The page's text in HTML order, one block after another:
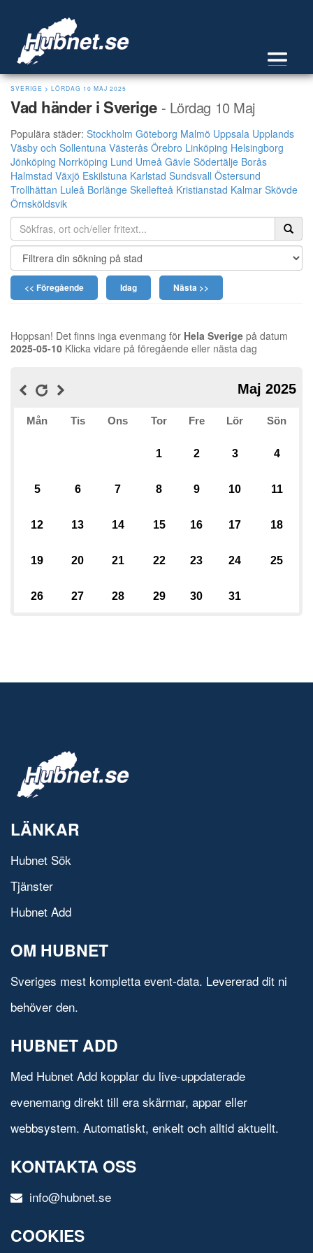
SVERIGE > LÖRDAG 10 MAJ 2025
Vad händer i Sverige - Lördag 10 Maj
Populära städer: Stockholm Göteborg Malmö Uppsala Upplands
Väsby och Sollentuna Västerås Örebro Linköping Helsingborg
Jönköping Norrköping Lund Umeå Gävle Södertälje Borås
Halmstad Växjö Eskilstuna Karlstad Sundsvall Östersund
Trollhättan Luleå Borlänge Skellefteå Kristianstad Kalmar Skövde
Örnsköldsvik
<< Föregående Idag Nästa >>
Hoppsan! Det finns inga evenmang för Hela Sverige på datum
2025-05-10 Klicka vidare på föregående eller nästa dag
Maj 2025
Mån Tis Ons Tor Fre Lör Sön
1 2 3 4
5 6 7 8 9 10 11
12 13 14 15 16 17 18
19 20 21 22 23 24 25
26 27 28 29 30 31
LÄNKAR
Hubnet Sök
Tjänster
Hubnet Add
OM HUBNET
Sveriges mest kompletta event-data. Levererad dit ni
behöver den.
HUBNET ADD
Med Hubnet Add kopplar du live-uppdaterade
evenemang direkt till era skärmar, appar eller
webbsystem. Automatiskt, enkelt och alltid aktuellt.
KONTAKTA OSS
info@hubnet.se
COOKIES